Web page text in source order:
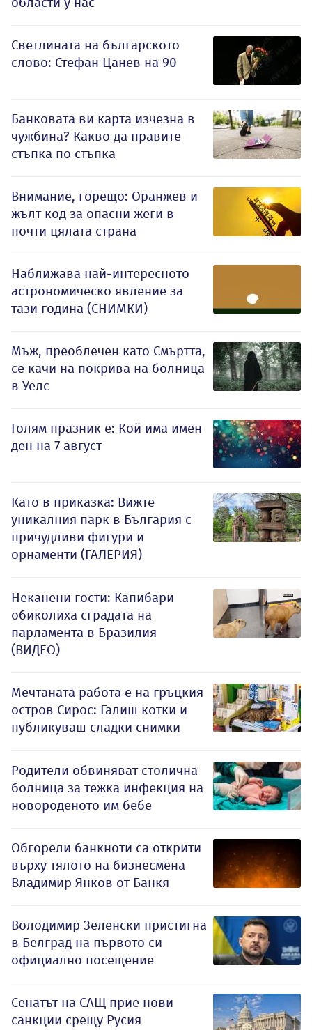
Светлината на българското
слово: Стефан Цанев на 90
Банковата ви карта изчезна в
чужбина? Какво да правите
стъпка по стъпка
Внимание, горещо: Оранжев и
жълт код за опасни жеги в
почти цялата страна
Наближава най-интересното
астрономическо явление за
тази година (СНИМКИ)
Мъж, преоблечен като Смъртта,
се качи на покрива на болница
в Уелс
Голям празник е: Кой има имен
ден на 7 август
Като в приказка: Вижте
уникалния парк в България с
причудливи фигури и
орнаменти (ГАЛЕРИЯ)
Неканени гости: Капибари
обиколиха сградата на
парламента в Бразилия
(ВИДЕО)
Мечтаната работа е на гръцкия
остров Сирос: Галиш котки и
публикуваш сладки снимки
Родители обвиняват столична
болница за тежка инфекция на
новороденото им бебе
Обгорели банкноти са открити
върху тялото на бизнесмена
Владимир Янков от Банкя
Володимир Зеленски пристигна
в Белград на първото си
официално посещение
Сенатът на САЩ прие нови
санкции срещу Русия